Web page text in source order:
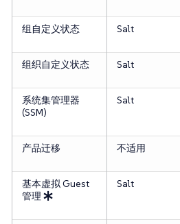
组自定义状态 Salt
组织自定义状态 Salt
系统集管理器
(SSM)
Salt
产品迁移 不适用
基本虚拟 Guest
管理
Salt